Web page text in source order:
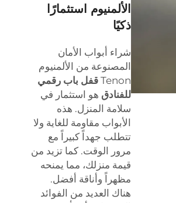
الألمنيوم استثمارًا
ذكيًا
شراء أبواب الأمان
المصنوعة من الألمنيوم
Tenon قفل باب رقمي
للفنادق هو استثمار في
سلامة المنزل. هذه
الأبواب مقاومة للغاية ولا
تتطلب جهداً كبيراً مع
مرور الوقت. كما تزيد من
قيمة منزلك، مما يمنحه
مظهراً وأناقة أفضل.
هناك العديد من الفوائد